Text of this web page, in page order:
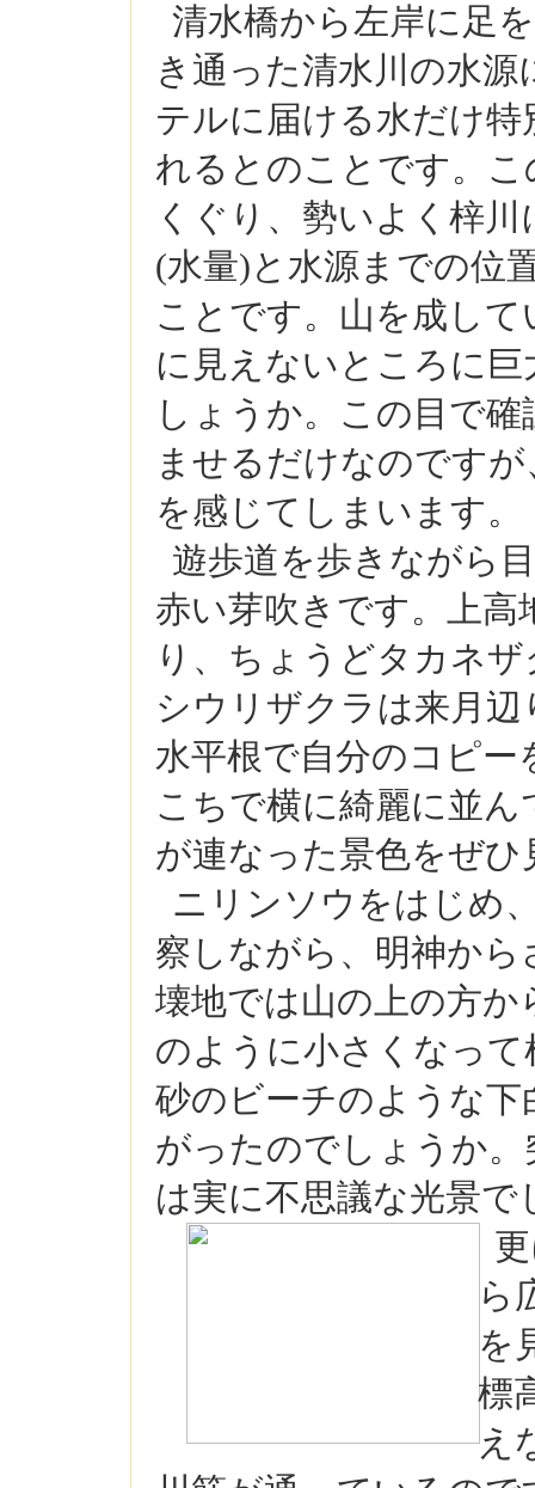
清水橋から左岸に足
き通った清水川の水
テルに届ける水だけ
れるとのことです。
くぐり、勢いよく梓
(水量)と水源までの位
ことです。山を成し
に見えないところに
しょうか。この目で
ませるだけなのです
を感じてしまいます。
遊歩道を歩きながら
赤い芽吹きです。上
り、ちょうどタカネ
シウリザクラは来月
水平根で自分のコピ
こちで横に綺麗に並
が連なった景色をぜ
ニリンソウをはじめ
察しながら、明神か
壊地では山の上の方か
のように小さくなっ
砂のビーチのような
がったのでしょうか
は実に不思議な光景で
ら
を
標
え